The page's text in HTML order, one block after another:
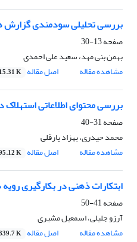
بررسی تحلیلی سودمندی گزارش
صفحه13-30
بهمن بنی مهد، سعید علی احمدی
مشاهده مقاله
اصل مقاله K
بررسی محتوای اطلاعاتی استهلاک
صفحه31-40
محمد حیدری، بهزاد یارقلی
مشاهده مقاله
اصل مقاله K
ابتکارات ذهنی در بکارگیری
صفحه41-50
آرزو جلیلی، اسمعیل مشیری
مشاهده مقاله
اصل مقاله K